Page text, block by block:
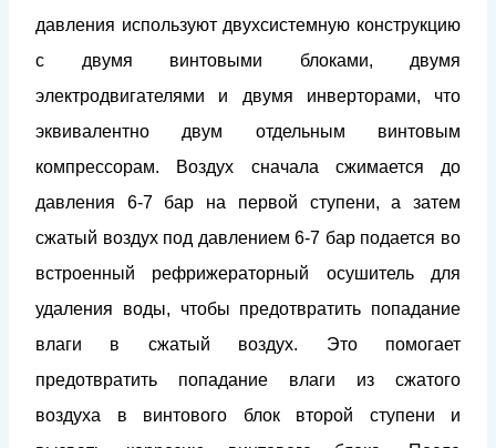
давления используют двухсистемную конструкцию
с двумя винтовыми блоками, двумя
электродвигателями и двумя инверторами, что
эквивалентно двум отдельным винтовым
компрессорам. Воздух сначала сжимается до
давления 6-7 бар на первой ступени, а затем
сжатый воздух под давлением 6-7 бар подается во
встроенный рефрижераторный осушитель для
удаления воды, чтобы предотвратить попадание
влаги в сжатый воздух. Это помогает
предотвратить попадание влаги из сжатого
воздуха в винтового блок второй ступени и